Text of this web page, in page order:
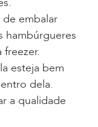
embalar
hambúrgueres
esteja bem
dela.
a qualidade